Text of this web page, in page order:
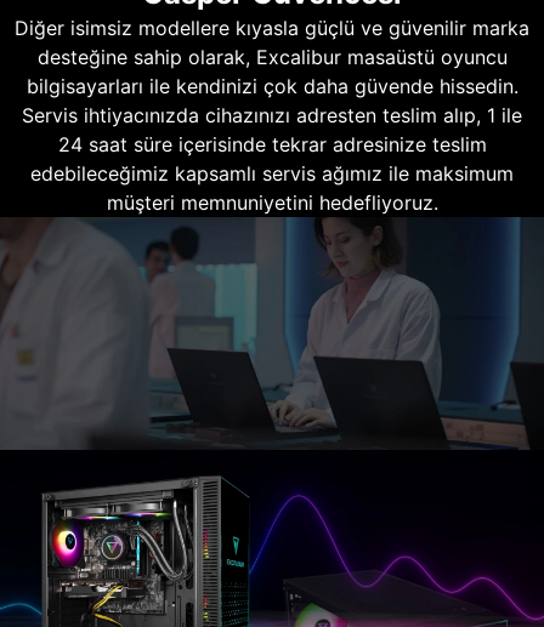
Diğer isimsiz modellere kıyasla güçlü ve güvenilir marka
desteğine sahip olarak, Excalibur masaüstü oyuncu
bilgisayarları ile kendinizi çok daha güvende hissedin.
Servis ihtiyacınızda cihazınızı adresten teslim alıp, 1 ile
24 saat süre içerisinde tekrar adresinize teslim
edebileceğimiz kapsamlı servis ağımız ile maksimum
müşteri memnuniyetini hedefliyoruz.